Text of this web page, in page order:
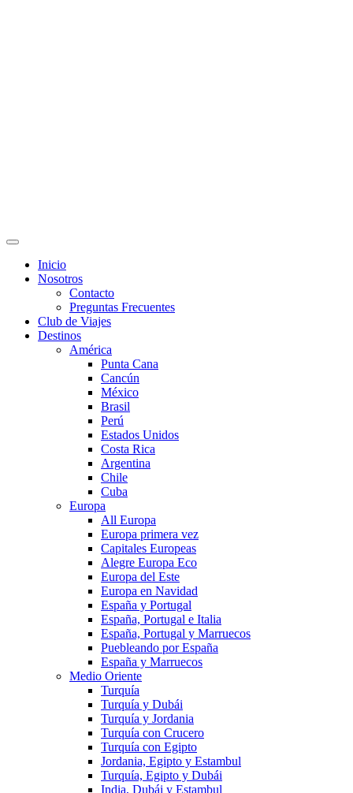
Inicio
Nosotros
Contacto
Preguntas Frecuentes
Club de Viajes
Destinos
América
Punta Cana
Cancún
México
Brasil
Perú
Estados Unidos
Costa Rica
Argentina
Chile
Cuba
Europa
All Europa
Europa primera vez
Capitales Europeas
Alegre Europa Eco
Europa del Este
Europa en Navidad
España y Portugal
España, Portugal e Italia
España, Portugal y Marruecos
Puebleando por España
España y Marruecos
Medio Oriente
Turquía
Turquía y Dubái
Turquía y Jordania
Turquía con Crucero
Turquía con Egipto
Jordania, Egipto y Estambul
Turquía, Egipto y Dubái
India, Dubái y Estambul